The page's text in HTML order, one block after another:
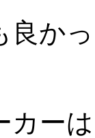
良か
カー